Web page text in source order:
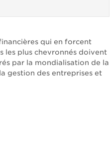
qui en forcent
les plus chevronnés doivent
par la mondialisation de la
gestion des entreprises et